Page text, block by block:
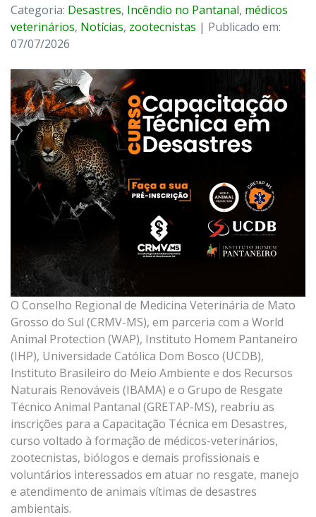
Categoria: Desastres, Incêndio no Pantanal, médicos
veterinários, Notícias, zootecnistas | Publicado em:
07/07/2026
O Conselho Regional de Medicina Veterinária de Mato
Grosso do Sul (CRMV-MS), em parceria com a World
Animal Protection (WAP), Instituto Homem Pantaneiro
(IHP), Universidade Católica Dom Bosco (UCDB),
Instituto Brasileiro do Meio Ambiente e dos Recursos
Naturais Renováveis (IBAMA) e o Grupo de Resgate
Técnico Animal Pantanal (GRETAP-MS), reabriu as
inscrições para a Capacitação Técnica em Desastres,
curso voltado à formação de médicos-veterinários,
zootecnistas, biólogos e demais profissionais e
voluntários interessados em atuar no resgate, manejo
e atendimento de animais vítimas de desastres
ambientais.